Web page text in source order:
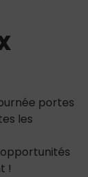
portes
les
!